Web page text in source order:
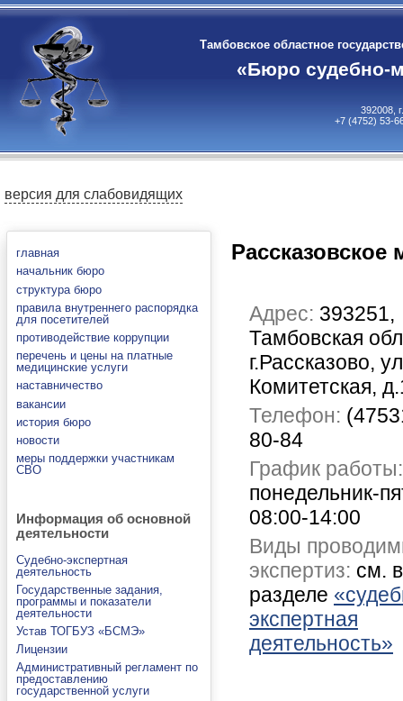
Тамбовское областное
«Бюро судебно-
392008,
+7 (4752) 53-
версия для слабовидящих
главная
начальник бюро
структура бюро
правила внутреннего распорядка
для посетителей
противодействие коррупции
перечень и цены на платные
медицинские услуги
наставничество
вакансии
история бюро
новости
меры поддержки участникам
СВО
Информация об основной
деятельности
Судебно-экспертная
деятельность
Государственные задания,
программы и показатели
деятельности
Устав ТОГБУЗ «БСМЭ»
Лицензии
Административный регламент по
предоставлению
государственной услуги
Адрес: 393251,
Тамбовская
г.Рассказово,
Комитетская,
Телефон:
80-84
График работы:
понедельник-
08:00-14:00
Виды
экспертиз: см. в
разделе
экспертная
деятельность»